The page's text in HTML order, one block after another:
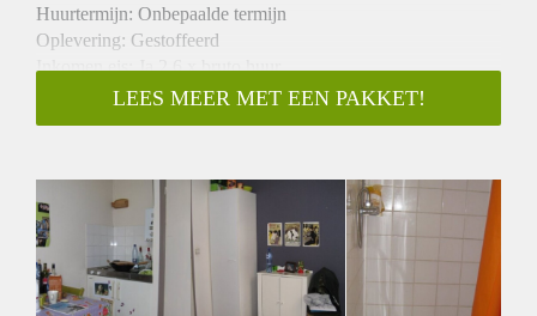
Huurtermijn: Onbepaalde termijn
Oplevering: Gestoffeerd
Inkomen eis: Ja 2,6 x bruto huur
Garantiestelling mogelijk: Ja
Borg: 1 maand
Gedeelde keuken: Nee
Gedeelde Douche: Nee
Gedeelde woonkamer: Nee
Huisgenoten: Nee
Geslacht huisgenoten: N.v.t.
LEES MEER MET EEN PAKKET!